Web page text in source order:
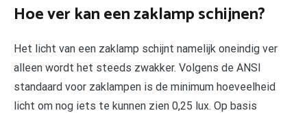
Hoe ver kan een zaklamp schijnen?
Het licht van een zaklamp schijnt namelijk oneindig ver
alleen wordt het steeds zwakker. Volgens de ANSI
standaard voor zaklampen is de minimum hoeveelheid
licht om nog iets te kunnen zien 0,25 lux. Op basis